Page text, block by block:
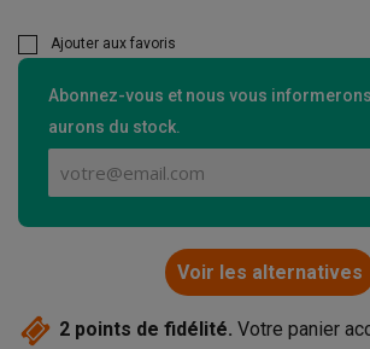
Ajouter aux favoris
Abonnez-vous et nous vous
aurons du stock.
Voir les alternatives
2 points de fidélité. Votre panier